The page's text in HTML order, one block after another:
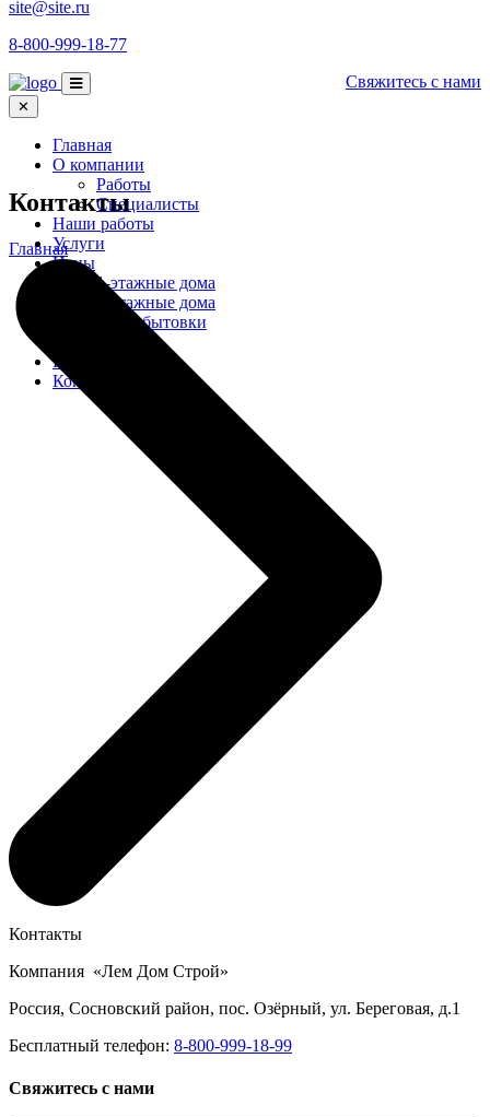
site@site.ru
8-800-999-18-77
Свяжитесь с нами
✕
Главная
О компании
Работы
Специалисты
Наши работы
Услуги
Цены
1-этажные дома
2-этажные дома
Бани, бытовки
Новости
Контакты
Контакты
Главная
Контакты
Компания «Лем Дом Строй»
Россия, Сосновский район, пос. Озёрный, ул. Береговая, д.1
Бесплатный телефон: 8-800-999-18-99
Свяжитесь с нами